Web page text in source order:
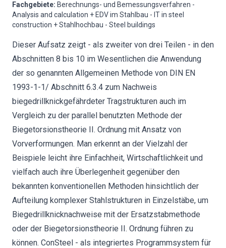
Fachgebiete: Berechnungs- und Bemessungsverfahren -
Analysis and calculation + EDV im Stahlbau - IT in steel
construction + Stahlhochbau - Steel buildings
Dieser Aufsatz zeigt - als zweiter von drei Teilen - in den
Abschnitten 8 bis 10 im Wesentlichen die Anwendung
der so genannten Allgemeinen Methode von DIN EN
1993-1-1/ Abschnitt 6.3.4 zum Nachweis
biegedrillknickgefährdeter Tragstrukturen auch im
Vergleich zu der parallel benutzten Methode der
Biegetorsionstheorie II. Ordnung mit Ansatz von
Vorverformungen. Man erkennt an der Vielzahl der
Beispiele leicht ihre Einfachheit, Wirtschaftlichkeit und
vielfach auch ihre Überlegenheit gegenüber den
bekannten konventionellen Methoden hinsichtlich der
Aufteilung komplexer Stahlstrukturen in Einzelstäbe, um
Biegedrillknicknachweise mit der Ersatzstabmethode
oder der Biegetorsionstheorie II. Ordnung führen zu
können. ConSteel - als integriertes Programmsystem für